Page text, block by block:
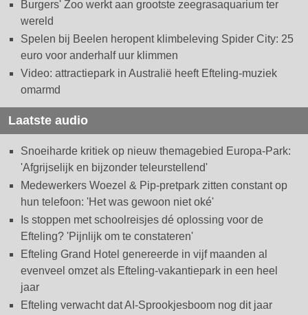
Burgers' Zoo werkt aan grootste zeegrasaquarium ter
wereld
Spelen bij Beelen heropent klimbeleving Spider City: 25
euro voor anderhalf uur klimmen
Video: attractiepark in Australië heeft Efteling-muziek
omarmd
Laatste audio
Snoeiharde kritiek op nieuw themagebied Europa-Park:
'Afgrijselijk en bijzonder teleurstellend'
Medewerkers Woezel & Pip-pretpark zitten constant op
hun telefoon: 'Het was gewoon niet oké'
Is stoppen met schoolreisjes dé oplossing voor de
Efteling? 'Pijnlijk om te constateren'
Efteling Grand Hotel genereerde in vijf maanden al
evenveel omzet als Efteling-vakantiepark in een heel
jaar
Efteling verwacht dat AI-Sprookjesboom nog dit jaar